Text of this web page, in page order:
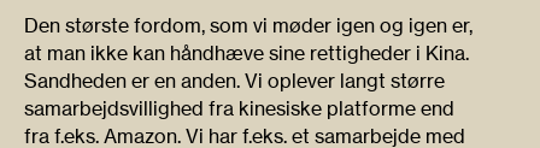
Den største fordom, som vi møder igen og igen er,
at man ikke kan håndhæve sine rettigheder i Kina.
Sandheden er en anden. Vi oplever langt større
samarbejdsvillighed fra kinesiske platforme end
fra f.eks. Amazon. Vi har f.eks. et samarbejde med